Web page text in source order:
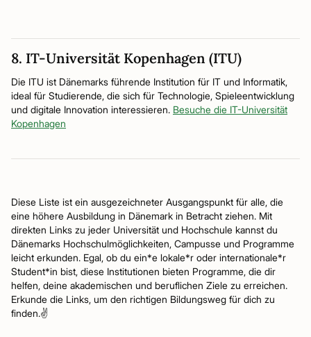
8. IT-Universität Kopenhagen (ITU)
Die ITU ist Dänemarks führende Institution für IT und Informatik,
ideal für Studierende, die sich für Technologie, Spieleentwicklung
und digitale Innovation interessieren. Besuche die IT-Universität
Kopenhagen
Diese Liste ist ein ausgezeichneter Ausgangspunkt für alle, die
eine höhere Ausbildung in Dänemark in Betracht ziehen. Mit
direkten Links zu jeder Universität und Hochschule kannst du
Dänemarks Hochschulmöglichkeiten, Campusse und Programme
leicht erkunden. Egal, ob du ein*e lokale*r oder internationale*r
Student*in bist, diese Institutionen bieten Programme, die dir
helfen, deine akademischen und beruflichen Ziele zu erreichen.
Erkunde die Links, um den richtigen Bildungsweg für dich zu
finden.✌️